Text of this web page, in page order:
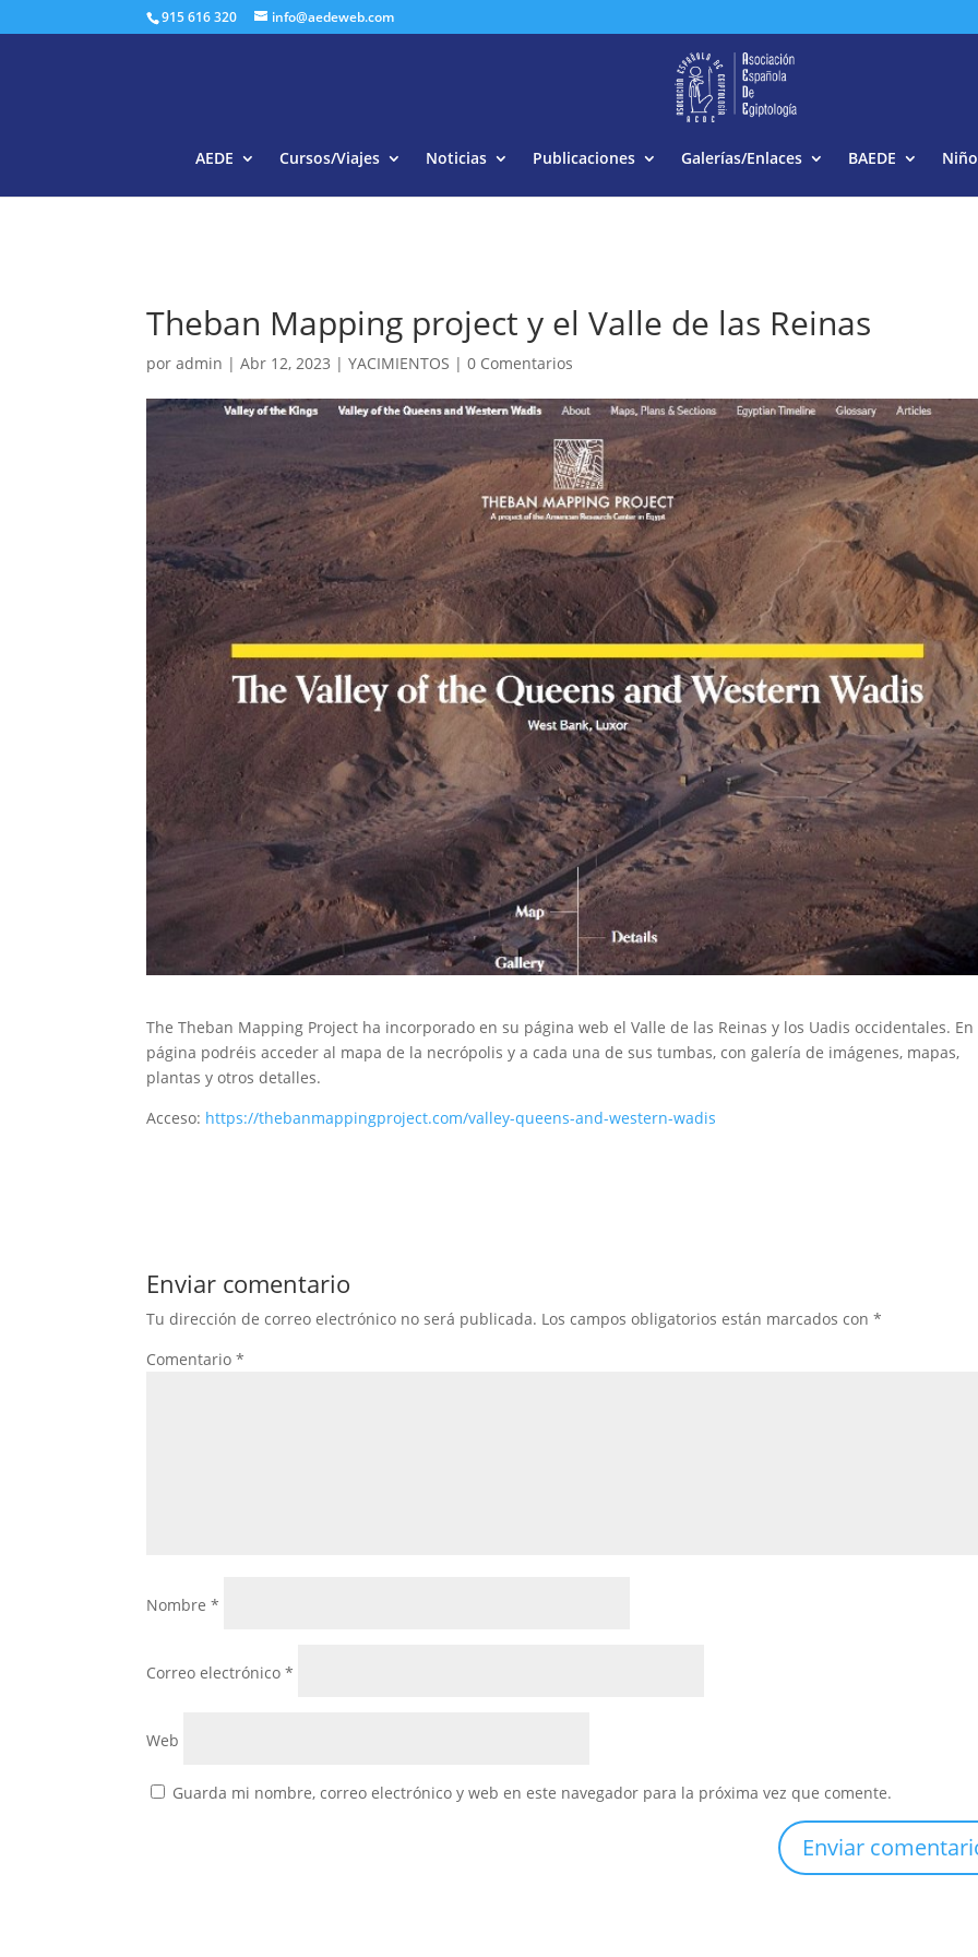
915 616 320 info@aedeweb.com
AEDE Cursos/Viajes Noticias Publicaciones Galerías/Enlaces BAEDE
Theban Mapping project y el Valle de las Reinas
poradmin |Abr 12, 2023 |YACIMIENTOS |0 Comentarios
The Theban Mapping Project ha incorporado en su página web el Valle de las Reinas y los Uadis occidentales. En
página podréis acceder al mapa de la necrópolis y a cada una de sus tumbas, con galería de imágenes, mapas,
plantas y otros detalles.
Acceso: https://thebanmappingproject.com/valley-queens-and-western-wadis
Enviar comentario
Tu dirección de correo electrónico no será publicada. Los campos obligatorios están marcados con*
Comentario*
Nombre*
Correo electrónico*
Web
Guarda mi nombre, correo electrónico y web en este navegador para la próxima vez que comente.